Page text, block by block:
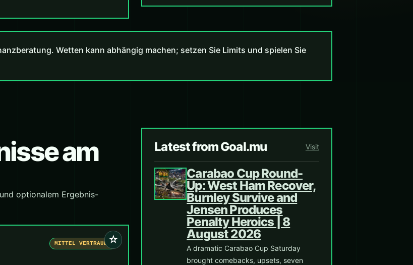
Wetten kann abhängig machen; setzen Sie Limits und spielen Sie
am
optionalem Ergebnis-
☆
MITTEL VERTRAUEN
Latest from Goal.mu Visit
Carabao Cup Round-
Up: West Ham Recover,
Burnley Survive and
Jensen Produces
Penalty Heroics | 8
August 2026
A dramatic Carabao Cup Saturday
brought comebacks, upsets, seven